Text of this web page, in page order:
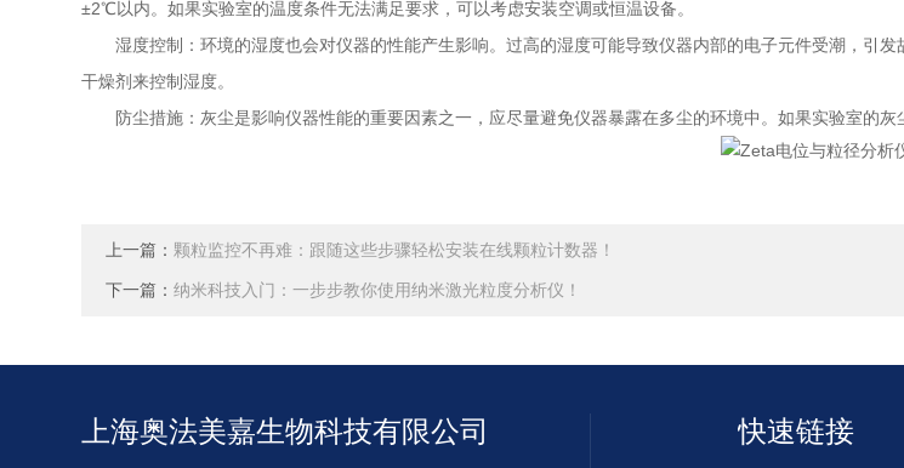
±2℃以内。如果实验室的温度条件无法满足要求，可以考虑安装空调或恒温设备。
湿度控制：环境的湿度也会对仪器的性能产生影响。过高的湿度可能导致仪器内部的电子元件受潮，引发
干燥剂来控制湿度。
防尘措施：灰尘是影响仪器性能的重要因素之一，应尽量避免仪器暴露在多尘的环境中。如果实验室的灰
上一篇： 颗粒监控不再难：跟随这些步骤轻松安装在线颗粒计数器！
下一篇：纳米科技入门：一步步教你使用纳米激光粒度分析仪！
上海奥法美嘉生物科技有限公司 快速链接